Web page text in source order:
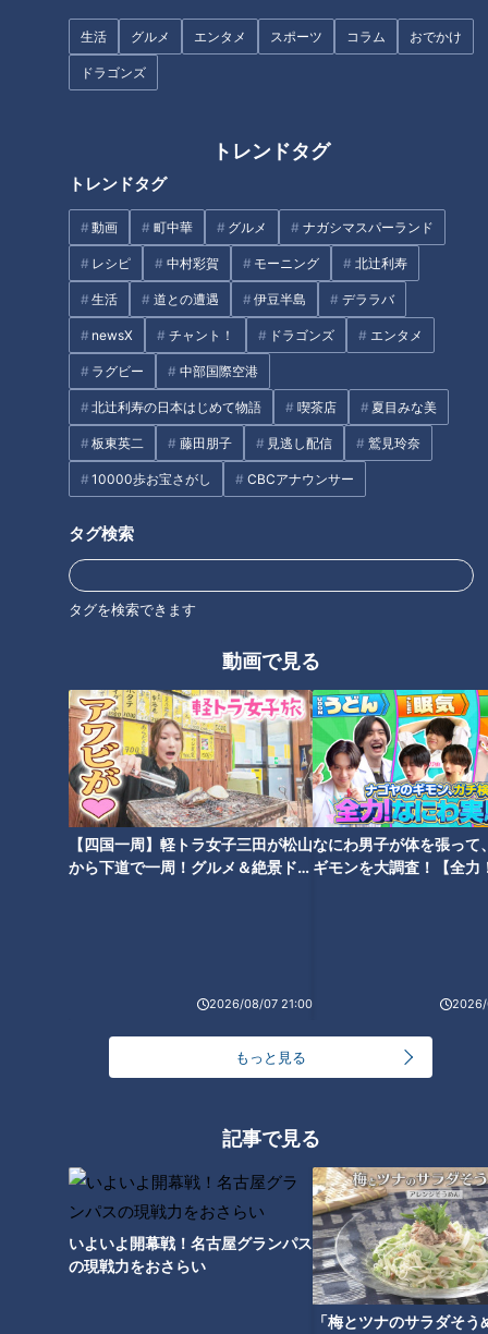
生活 グルメ エンタメ スポーツ コラム おでかけ
ドラゴンズ
トレンドタグ
トレンドタグ
動画 町中華 グルメ ナガシマスパーランド
レシピ 中村彩賀 モーニング 北辻利寿
生活 道との遭遇 伊豆半島 デララバ
newsX チャント！ ドラゴンズ エンタメ
ラグビー 中部国際空港
北辻利寿の日本はじめて物語 喫茶店 夏目みな美
板東英二 藤田朋子 見逃し配信 鷲見玲奈
10000歩お宝さがし CBCアナウンサー
タグ検索
タグを検索できます
動画で見る
【四国一周】軽トラ女子三田が松山
から下道で一周！グルメ＆絶景ドラ
2026/08/07 21:00
なにわ男子が体を張って
ギモンを大調査！【全力
2026/
もっと見る
記事で見る
いよいよ開幕戦！名古屋グランパス
の現戦力をおさらい
「梅とツナのサラダそう
断は禁物なのだとか。特に夏場は、痛風の引き金となる尿酸値
が上がりやすい傾向にあり発症する人が急増するそうです。そ
こで今回は、まだ発症していない人も必見！痛風を防ぐための
痛風について
夏になると痛風患者が増える！？
尿酸値を上げる意外な落とし穴
女性も油断は禁物！
尿酸値を上げる「プリン体」クイズ
ドクターオススメ！「牛乳」を飲んで痛風を予防
尿酸値を抑えれば結晶はなくなる？
オススメ関連コンテンツ
先生によると、痛風は食生活や運動習慣など、様々な原因で起
こる病気。女性でも起きる事があるので、自分は関係ないと決
して侮れないそうです。
＜痛風を発症する引き金「尿酸」＞
痛風の引き金となるのは「尿酸」で、尿酸の大元は「プリン
体」という物質だそうです。プリン体は、肝臓で分解され尿酸
となって尿や便と共に体外に排出されます。ところが、作られ
る尿酸が多かったり、排出される量が少なかったりすると血液
中に増えてしまうのだとか。尿酸の正常値は7.0mg/dL以下。
これを超えると痛風が起こりやすくなるそうです。
尿酸の結晶が、痛風の痛みの原因。尿酸の結晶は足の関節部分
ちると、それを敵と見なした白血球が攻撃。痛みの元になる炎
や肘に痛みが現れる場合もあるそうです。
＜尿酸値が高いと危険な病に！？＞
尿酸値が高いと、血管の内皮細胞に炎症が起きる事があるそう
です。すると、高血圧や動脈硬化、糖尿病などにつながる恐れ
もあるのだとか。さらに、尿酸値が高いままだと徐々に尿酸が
腎臓に蓄積。負担がかかり、腎障害や腎不全などの合併症に陥